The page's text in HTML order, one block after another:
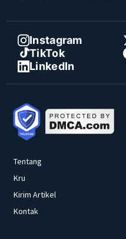
Instagram
TikTok
LinkedIn
Tentang
Kru
Kirim Artikel
Kontak